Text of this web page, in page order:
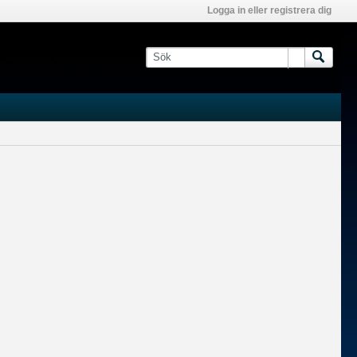
Logga in eller registrera dig